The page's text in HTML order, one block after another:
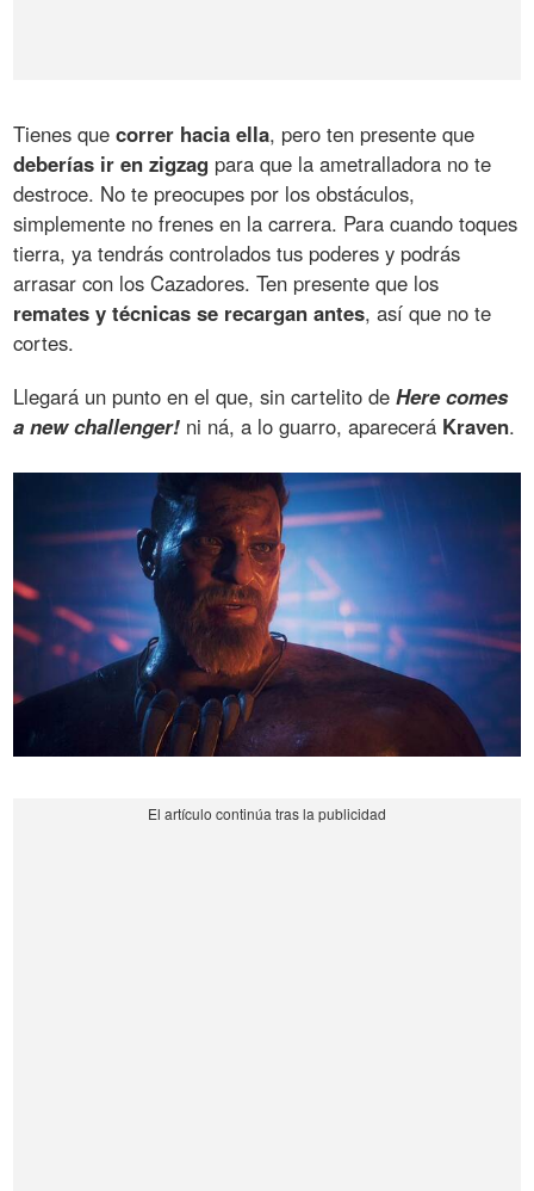
Tienes quecorrer hacia ella, pero ten presente que
deberías ir en zigzag para que la ametralladora no te
destroce. No te preocupes por los obstáculos,
simplemente no frenes en la carrera. Para cuando toques
tierra, ya tendrás controlados tus poderes y podrás
arrasar con los Cazadores. Ten presente que los
remates y técnicas se recargan antes, así que no te
cortes.
Llegará un punto en el que, sin cartelito deHere comes
a new challenger! ni ná, a lo guarro, aparecerá Kraven.